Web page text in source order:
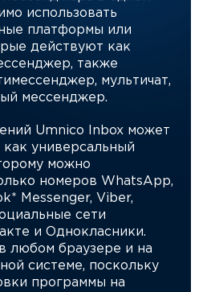
использовать
платформы или
действуют как
также
мультичат,
мессенджер.
Umnico Inbox может
как универсальный
можно
номеров WhatsApp,
Messenger, Viber,
сети
и Однокласники.
любом браузере и на
системе, поскольку
программы на